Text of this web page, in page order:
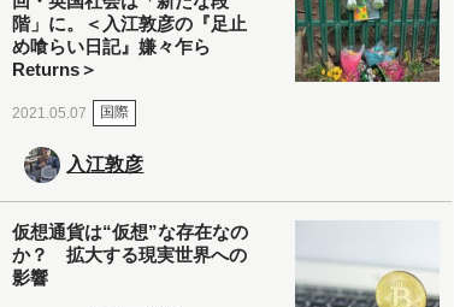
階」に。＜入江敦彦の『足止
め喰らい日記』嫌々乍ら
Returns＞
2021.05.07 国際
入江敦彦
仮想通貨は“仮想”な存在なの
か？ 拡大する現実世界への
影響